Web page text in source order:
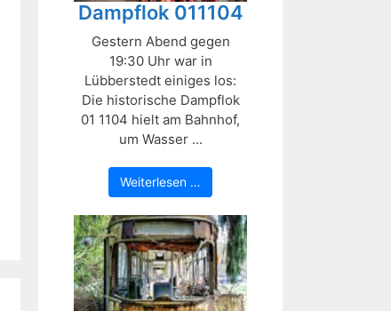
Dampflok 011104
Gestern Abend gegen
19:30 Uhr war in
Lübberstedt einiges los:
Die historische Dampflok
01 1104 hielt am Bahnhof,
um Wasser ...
Weiterlesen …